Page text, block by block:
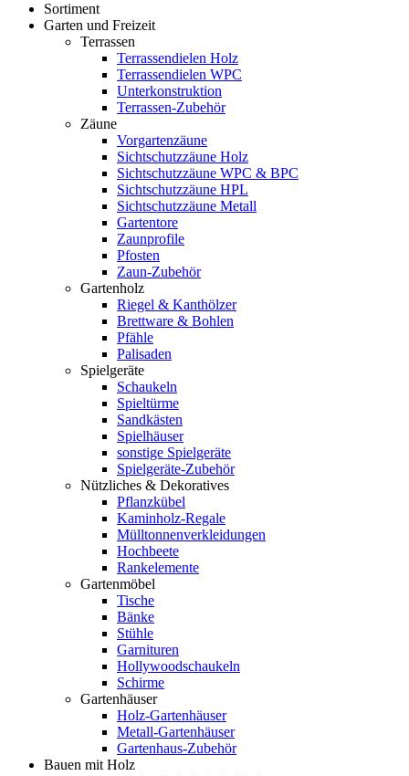
Sortiment
Garten und Freizeit
Terrassen
Terrassendielen Holz
Terrassendielen WPC
Unterkonstruktion
Terrassen-Zubehör
Zäune
Vorgartenzäune
Sichtschutzzäune Holz
Sichtschutzzäune WPC & BPC
Sichtschutzzäune HPL
Sichtschutzzäune Metall
Gartentore
Zaunprofile
Pfosten
Zaun-Zubehör
Gartenholz
Riegel & Kanthölzer
Brettware & Bohlen
Pfähle
Palisaden
Spielgeräte
Schaukeln
Spieltürme
Sandkästen
Spielhäuser
sonstige Spielgeräte
Spielgeräte-Zubehör
Nützliches & Dekoratives
Pflanzkübel
Kaminholz-Regale
Mülltonnenverkleidungen
Hochbeete
Rankelemente
Gartenmöbel
Tische
Bänke
Stühle
Garnituren
Hollywoodschaukeln
Schirme
Gartenhäuser
Holz-Gartenhäuser
Metall-Gartenhäuser
Gartenhaus-Zubehör
Bauen mit Holz